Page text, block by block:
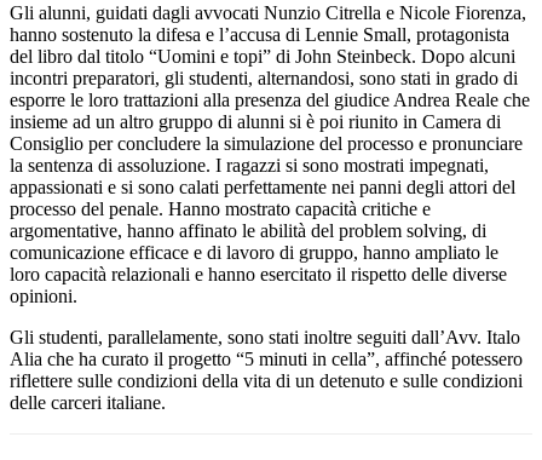
Gli alunni, guidati dagli avvocati Nunzio Citrella e Nicole Fiorenza,
hanno sostenuto la difesa e l’accusa di Lennie Small, protagonista
del libro dal titolo “Uomini e topi” di John Steinbeck. Dopo alcuni
incontri preparatori, gli studenti, alternandosi, sono stati in grado di
esporre le loro trattazioni alla presenza del giudice Andrea Reale che
insieme ad un altro gruppo di alunni si è poi riunito in Camera di
Consiglio per concludere la simulazione del processo e pronunciare
la sentenza di assoluzione. I ragazzi si sono mostrati impegnati,
appassionati e si sono calati perfettamente nei panni degli attori del
processo del penale. Hanno mostrato capacità critiche e
argomentative, hanno affinato le abilità del problem solving, di
comunicazione efficace e di lavoro di gruppo, hanno ampliato le
loro capacità relazionali e hanno esercitato il rispetto delle diverse
opinioni.
Gli studenti, parallelamente, sono stati inoltre seguiti dall’Avv. Italo
Alia che ha curato il progetto “5 minuti in cella”, affinché potessero
riflettere sulle condizioni della vita di un detenuto e sulle condizioni
delle carceri italiane.